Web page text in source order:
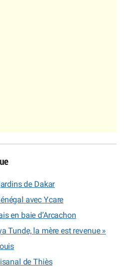
de Dakar
avec Ycare
en baie d’Arcachon
Tunde, la mère est revenue »
de Thiès